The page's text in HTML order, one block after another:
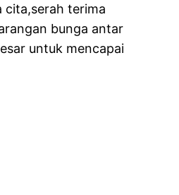
cita,serah terima
bunga antar
untuk mencapai